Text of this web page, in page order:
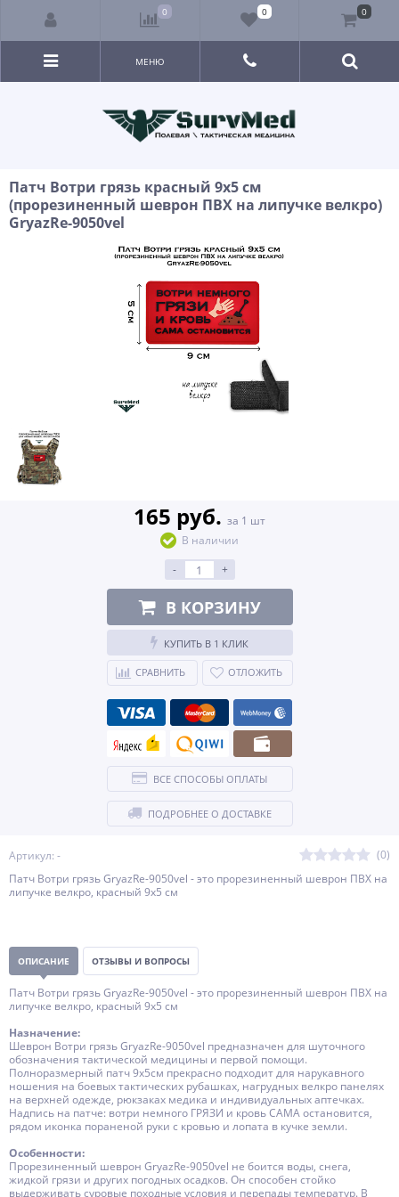
МЕНЮ
Патч Вотри грязь красный 9x5 см
(прорезиненный шеврон ПВХ на липучке велкро)
GryazRe-9050vel
Артикул: -
(0)
Патч Вотри грязь GryazRe-9050vel - это прорезиненный шеврон ПВХ на
липучке велкро, красный 9x5 см
165 руб. за 1 шт
В наличии
-
+
В КОРЗИНУ
КУПИТЬ В 1 КЛИК
СРАВНИТЬ ОТЛОЖИТЬ
ВСЕ СПОСОБЫ ОПЛАТЫ
ПОДРОБНЕЕ О ДОСТАВКЕ
ОПИСАНИЕ ОТЗЫВЫ И ВОПРОСЫ
Патч Вотри грязь GryazRe-9050vel - это прорезиненный шеврон ПВХ на
липучке велкро, красный 9x5 см
Назначение:
Шеврон Вотри грязь GryazRe-9050vel предназначен для шуточного
обозначения тактической медицины и первой помощи.
Полноразмерный патч 9х5см прекрасно подходит для нарукавного
ношения на боевых тактических рубашках, нагрудных велкро панелях
на верхней одежде, рюкзаках медика и индивидуальных аптечках.
Надпись на патче: вотри немного ГРЯЗИ и кровь САМА остановится,
рядом иконка пораненой руки с кровью и лопата в кучке земли.
Особенности:
Прорезиненный шеврон GryazRe-9050vel не боится воды, снега,
жидкой грязи и других погодных осадков. Он способен стойко
выдерживать суровые походные условия и перепады температур. В
0 0 0